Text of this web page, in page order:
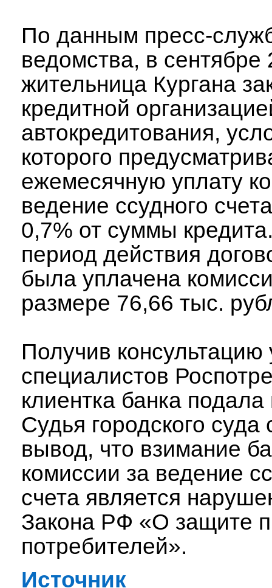
По данным пресс-
ведомства, в сентябре
жительница Кургана
кредитной
автокредитования,
которого
ежемесячную уплату
ведение ссудного
0,7% от суммы
период действия
была уплачена
размере 76,66 тыс.
Получив консультацию
специалистов
клиентка банка подала
Судья городского суда
вывод, что взимание
комиссии за ведение
счета является
Закона РФ «О защите
потребителей».
Источник